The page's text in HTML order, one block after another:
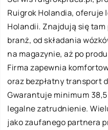
Ruigrok Holandia, oferuje
Holandii. Znajdują się
branż, od składania
na magazynie, aż po
Firma zapewnia
oraz bezpłatny transport
Gwarantuje minimum
legalne zatrudnienie.
jako zaufanego partnera